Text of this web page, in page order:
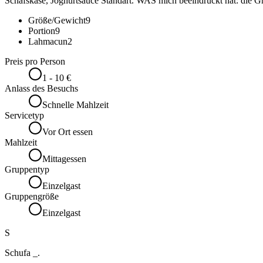
Größe/Gewicht9
Portion9
Lahmacun2
Preis pro Person
1 - 10 €
Anlass des Besuchs
Schnelle Mahlzeit
Servicetyp
Vor Ort essen
Mahlzeit
Mittagessen
Gruppentyp
Einzelgast
Gruppengröße
Einzelgast
S
Schufa _.